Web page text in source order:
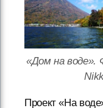
«Дом на воде».
Проект «На